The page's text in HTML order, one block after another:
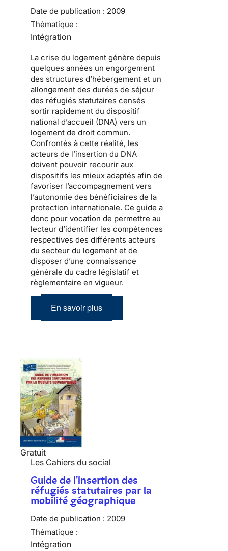
Date de publication : 2009
Thématique :
Intégration
La crise du logement génère depuis
quelques années un engorgement
des structures d’hébergement et un
allongement des durées de séjour
des réfugiés statutaires censés
sortir rapidement du dispositif
national d’accueil (DNA) vers un
logement de droit commun.
Confrontés à cette réalité, les
acteurs de l’insertion du DNA
doivent pouvoir recourir aux
dispositifs les mieux adaptés afin de
favoriser l’accompagnement vers
l’autonomie des bénéficiaires de la
protection internationale. Ce guide a
donc pour vocation de permettre au
lecteur d’identifier les compétences
respectives des différents acteurs
du secteur du logement et de
disposer d’une connaissance
générale du cadre législatif et
règlementaire en vigueur.
En savoir plus
Gratuit
Les Cahiers du social
Guide de l'insertion des
réfugiés statutaires par la
mobilité géographique
Date de publication : 2009
Thématique :
Intégration